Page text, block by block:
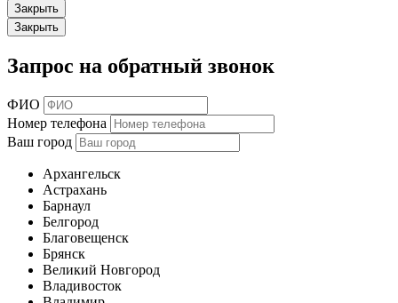
Закрыть
Закрыть
Запрос на обратный звонок
ФИО
Номер телефона
Ваш город
Архангельск
Астрахань
Барнаул
Белгород
Благовещенск
Брянск
Великий Новгород
Владивосток